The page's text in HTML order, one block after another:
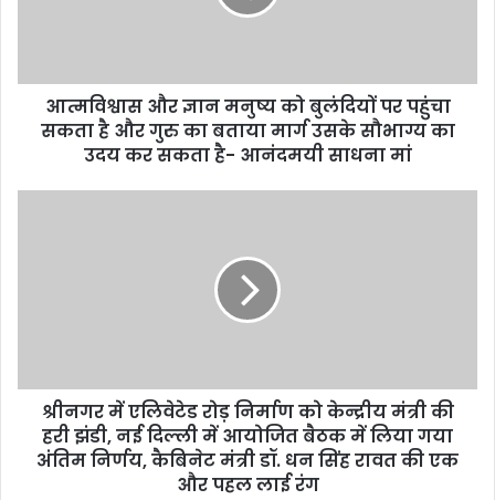
आत्मविश्वास और ज्ञान मनुष्य को बुलंदियों पर पहुंचा
सकता है और गुरु का बताया मार्ग उसके सौभाग्य का
उदय कर सकता है- आनंदमयी साधना मां
श्रीनगर में एलिवेटेड रोड़ निर्माण को केन्द्रीय मंत्री की
हरी झंडी, नई दिल्ली में आयोजित बैठक में लिया गया
अंतिम निर्णय, कैबिनेट मंत्री डॉ. धन सिंह रावत की एक
और पहल लाई रंग